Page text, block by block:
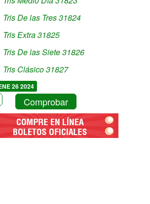
Tris De las Tres 31824
Tris Extra 31825
Tris De las Siete 31826
Tris Clásico 31827
26 2024
Comprobar